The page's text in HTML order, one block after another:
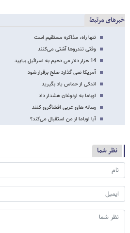
خبرهای مرتبط
تنها راه، مذاکره مستقیم است
وقتی تندروها آشتی می‌کنند
14 هزار دلار می دهیم به اسرائیل بیایید
آمریکا نمی گذارد صلح برقرار شود
اندکی از حماس یاد بگیرید
اوباما به اردوغان هشدار داد
رسانه های عربی افشاگری کنند
آیا اوباما از من استقبال می‌کند؟
نظر شما